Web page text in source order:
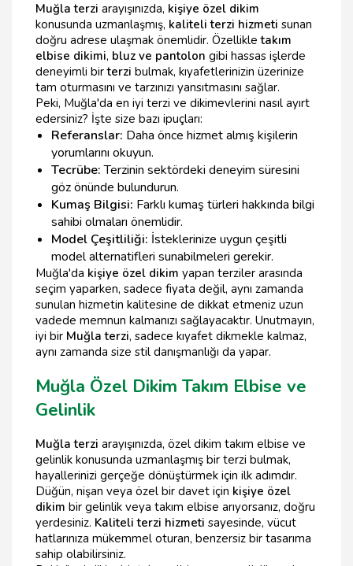
Muğla terzi arayışınızda, kişiye özel dikim
konusunda uzmanlaşmış, kaliteli terzi hizmeti sunan
doğru adrese ulaşmak önemlidir. Özellikletakım
elbise dikimi, bluz ve pantolon gibi hassas işlerde
deneyimli birterzi bulmak, kıyafetlerinizin üzerinize
tam oturmasını ve tarzınızı yansıtmasını sağlar.
Peki, Muğla'da en iyi terzi ve dikimevlerini nasıl ayırt
edersiniz? İşte size bazı ipuçları:
Referanslar: Daha önce hizmet almış kişilerin
yorumlarını okuyun.
Tecrübe:Terzinin sektördeki deneyim süresini
göz önünde bulundurun.
Kumaş Bilgisi: Farklı kumaş türleri hakkında bilgi
sahibi olmaları önemlidir.
Model Çeşitliliği: İsteklerinize uygun çeşitli
model alternatifleri sunabilmeleri gerekir.
Muğla'da kişiye özel dikim yapan terziler arasında
seçim yaparken, sadece fiyata değil, aynı zamanda
sunulan hizmetin kalitesine de dikkat etmeniz uzun
vadede memnun kalmanızı sağlayacaktır. Unutmayın,
iyi bir Muğla terzi, sadece kıyafet dikmekle kalmaz,
aynı zamanda size stil danışmanlığı da yapar.
Muğla Özel Dikim Takım Elbise ve
Gelinlik
Muğla terzi arayışınızda, özel dikim takım elbise ve
gelinlik konusunda uzmanlaşmış bir terzi bulmak,
hayallerinizi gerçeğe dönüştürmek için ilk adımdır.
Düğün, nişan veya özel bir davet için kişiye özel
dikim bir gelinlik veya takım elbise arıyorsanız, doğru
yerdesiniz. Kaliteli terzi hizmeti sayesinde, vücut
hatlarınıza mükemmel oturan, benzersiz bir tasarıma
sahip olabilirsiniz.